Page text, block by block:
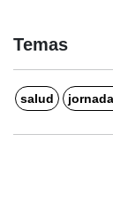
Temas
salud